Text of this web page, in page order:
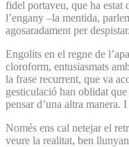
fidel portaveu, que ha estat
l’engany –la mentida,
agosaradament per
Engolits en el regne de
cloroform, entusiasmats
la frase recurrent, que va
gesticulació han oblidat
pensar d’una altra manera.
Només ens cal netejar el
veure la realitat, ben